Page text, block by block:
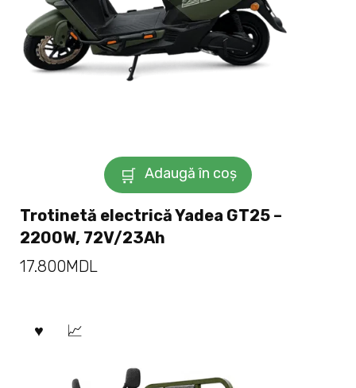
Adaugă în coș
Trotinetă electrică Yadea GT25 –
2200W, 72V/23Ah
17.800MDL